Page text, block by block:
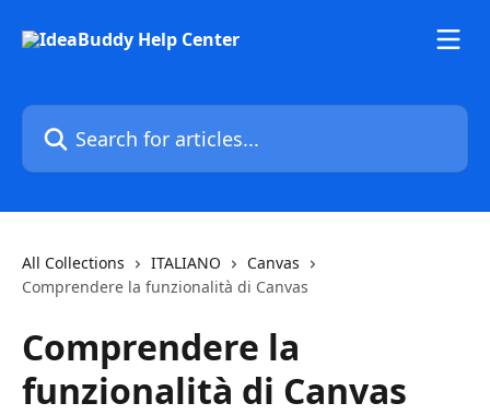
Search for articles...
All Collections ITALIANO
Canvas
Comprendere la funzionalità di Canvas
Comprendere la
funzionalità di Canvas